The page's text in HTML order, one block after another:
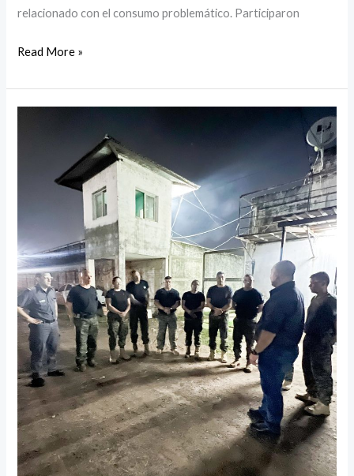
relacionado con el consumo problemático. Participaron
Read More »
Penitenciario
en
vísperas
de
Navidad